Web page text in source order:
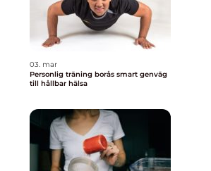
03. mar
Personlig träning borås smart genväg
till hållbar hälsa